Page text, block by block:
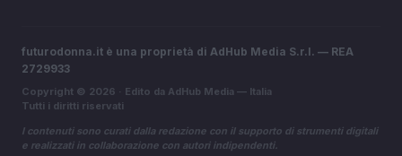
futurodonna.it è una proprietà di AdHub Media S.r.l. — REA
2729933
Copyright © 2026 · Edito da AdHub Media — Italia
Tutti i diritti riservati
I contenuti sono curati dalla redazione con il supporto di strumenti digitali
e realizzati in collaborazione con autori indipendenti.